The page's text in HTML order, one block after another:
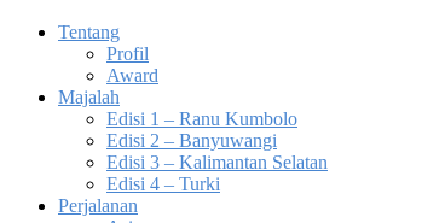
Tentang
Profil
Award
Majalah
Edisi 1 – Ranu Kumbolo
Edisi 2 – Banyuwangi
Edisi 3 – Kalimantan Selatan
Edisi 4 – Turki
Perjalanan